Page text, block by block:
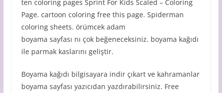
ten coloring pages Sprint For Kids Scaled – Coloring
Page. cartoon coloring free this page. Spiderman
coloring sheets. örümcek adam
boyama sayfası nı çok beğeneceksiniz. boyama kağıdı
ile parmak kaslarını geliştir.
Boyama kağıdı bilgisayara indir çıkart ve kahramanlar
boyama sayfası yazıcıdan yazdırabilirsiniz. Free